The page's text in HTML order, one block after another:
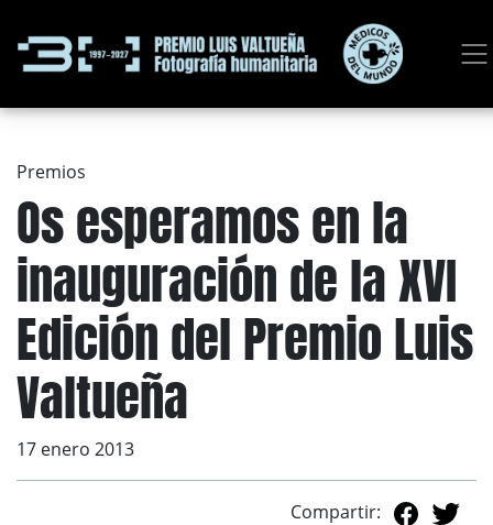
Premios
Os esperamos en la
inauguración de la XVI
Edición del Premio Luis
Valtueña
17 enero 2013
Compartir: